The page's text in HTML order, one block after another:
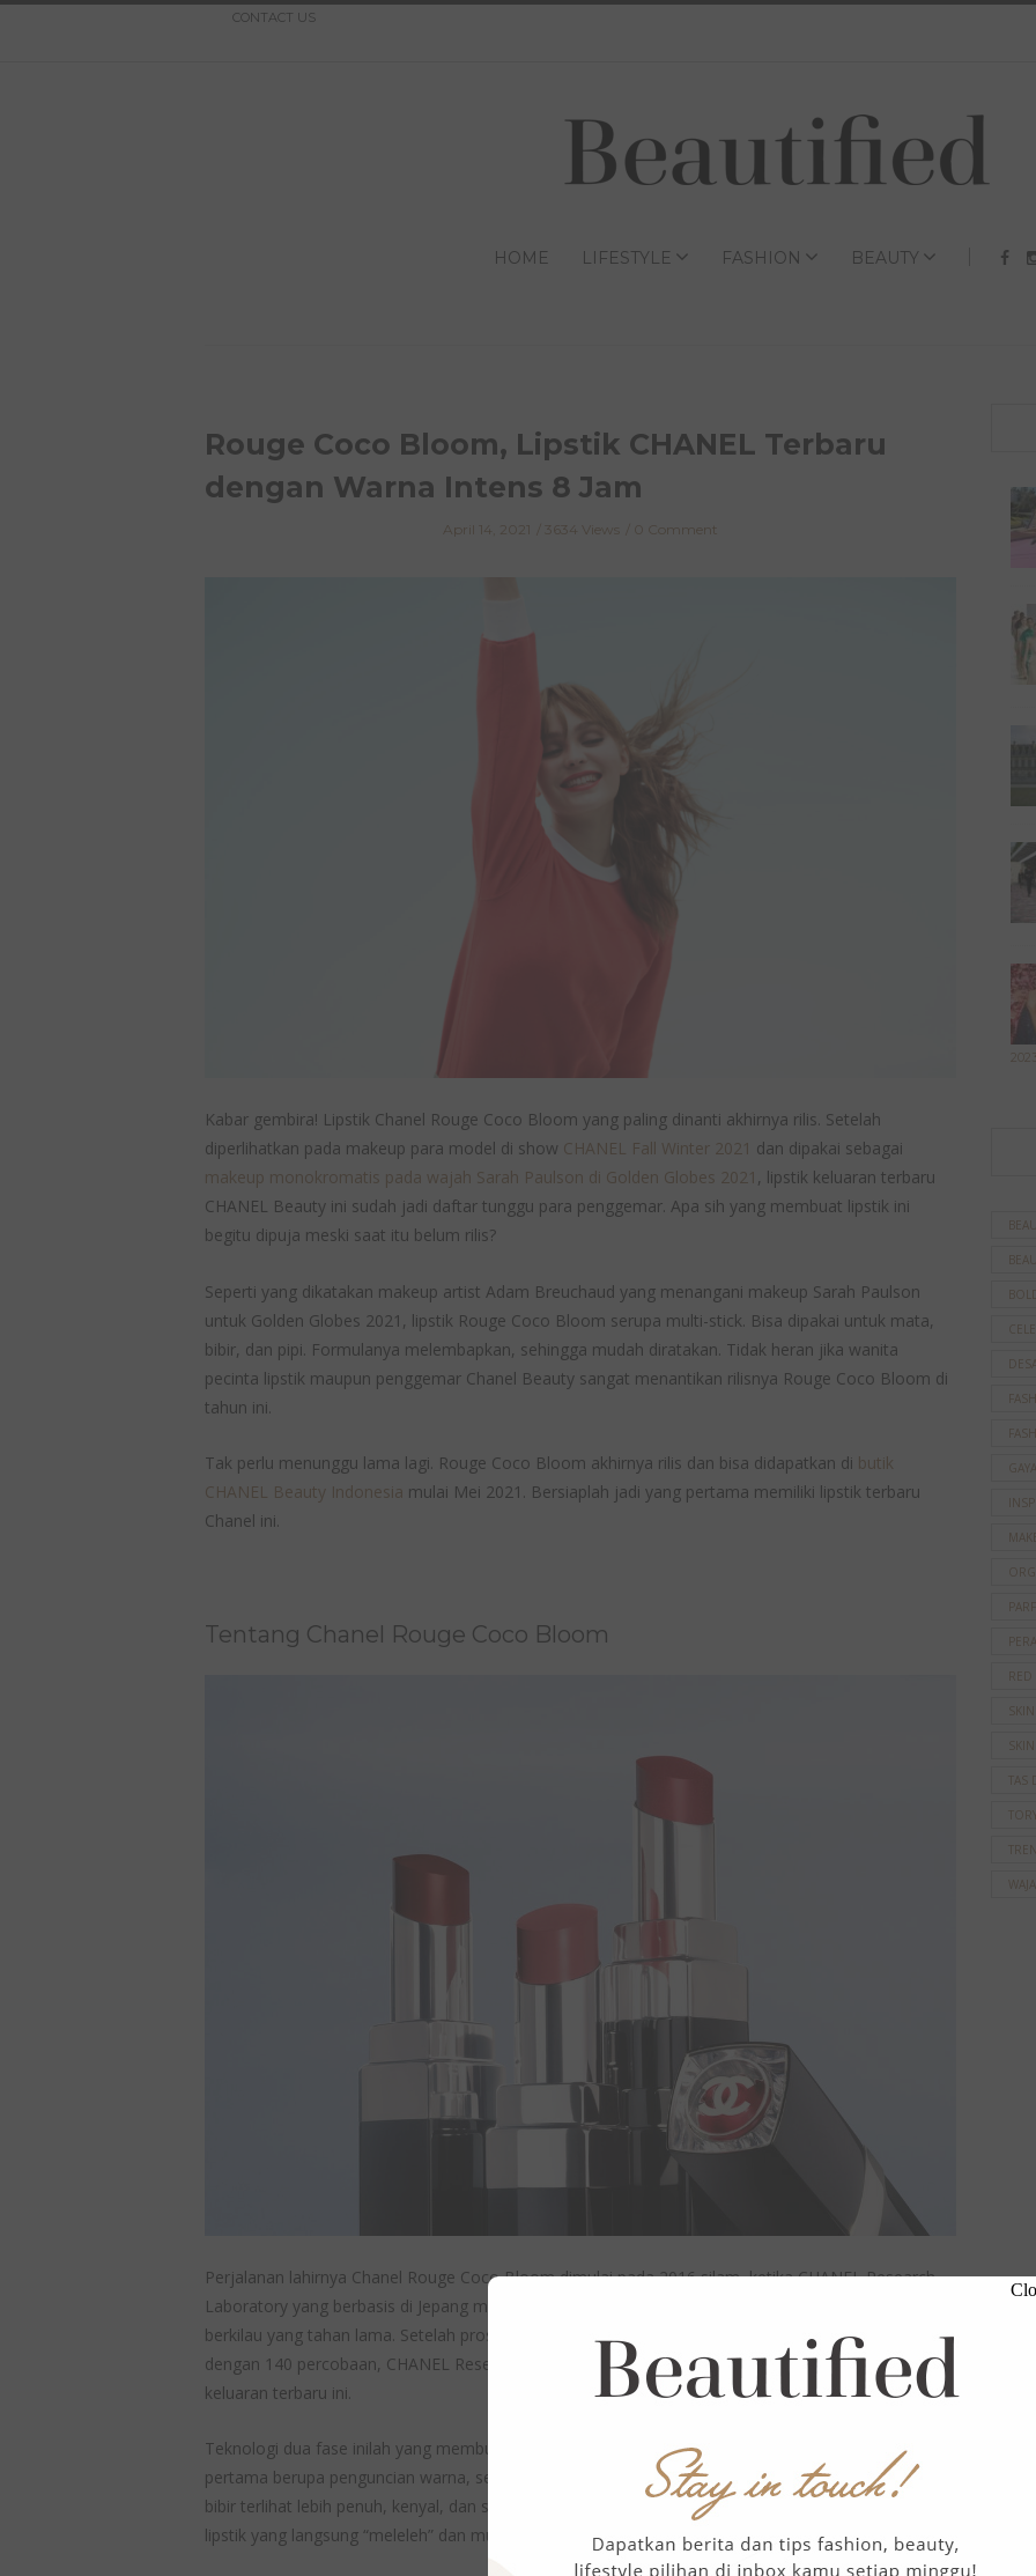
CONTACT US
HOME LIFESTYLE FASHION BEAUTY
Rouge Coco Bloom, Lipstik CHANEL Terbaru
dengan Warna Intens 8 Jam
April 14, 2021 3634 Views 0 Comment
Kabar gembira! Lipstik Chanel Rouge Coco Bloom yang paling dinanti akhirnya rilis. Setelah
diperlihatkan pada makeup para model di show CHANEL Fall Winter 2021 dan dipakai sebagai
makeup monokromatis pada wajah Sarah Paulson di Golden Globes 2021 , lipstik keluaran terbaru
CHANEL Beauty ini sudah jadi daftar tunggu para penggemar. Apa sih yang membuat lipstik ini
begitu dipuja meski saat itu belum rilis?
Seperti yang dikatakan makeup artist Adam Breuchaud yang menangani makeup Sarah Paulson
untuk Golden Globes 2021, lipstik Rouge Coco Bloom serupa multi-stick. Bisa dipakai untuk mata,
bibir, dan pipi. Formulanya melembapkan, sehingga mudah diratakan. Tidak heran jika wanita
pecinta lipstik maupun penggemar Chanel Beauty sangat menantikan rilisnya Rouge Coco Bloom di
tahun ini.
Tak perlu menunggu lama lagi. Rouge Coco Bloom akhirnya rilis dan bisa didapatkan di butik
CHANEL Beauty Indonesia mulai Mei 2021. Bersiaplah jadi yang pertama memiliki lipstik terbaru
Chanel ini.
Tentang Chanel Rouge Coco Bloom
Perjalanan lahirnya Chanel Rouge Coco Bloom dimulai pada 2016 silam, ketika CHANEL Research
Laboratory yang berbasis di Jepang mencoba menemukan kombinasi warna dan formula lipstik
berkilau yang tahan lama. Setelah proses pengerjaan tiga tahun dengan Paris Laboratory, diikuti
dengan 140 percobaan, CHANEL Research akhirnya menemukan dua fase teknologi untuk lipstik
keluaran terbaru ini.
Teknologi dua fase inilah yang membuat Rouge Coco Bloom sangat istimewa. Teknologi fase
pertama berupa penguncian warna, sedangkan fase keduanya adalah efek glossy yang membuat
bibir terlihat lebih penuh, kenyal, dan sehat. Formulanya pun semakin sempurna dengan tekstur
lipstik yang langsung “meleleh” dan mudah diratakan saat diaplikasikan.
RED
TAS